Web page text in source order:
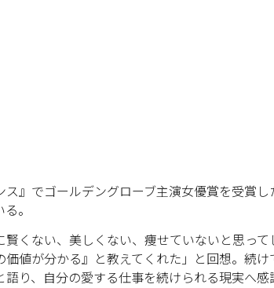
』でゴールデングローブ主演女優賞を受賞
。
くない、美しくない、痩せていないと思っ
価値が分かる』と教えてくれた」と回想。続
り、自分の愛する仕事を続けられる現実へ感